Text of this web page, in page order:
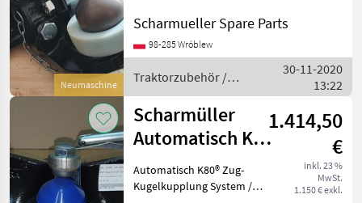
Neumaschine
Kugelkupplungssystem
Artikel Nummer. 07.6330.42-
A02 Dimension 330/25/32
Dimensionen / wir haben
andere Dime
Scharmueller Spare Parts
98-285 Wróblew
Traktorzubehör /
Scharmüller
30-11-2020
13:22
Scharmüller
Automatisch K80
Kugeleinsatz /
Ball K80 insert
1.414,50
€
inkl. 23 %
MwSt.
1.150 € exkl.
Automatisch K80® Zug-
Kugelkupplung System /